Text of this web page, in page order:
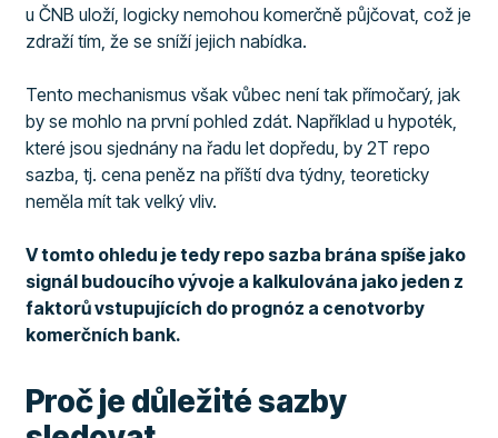
u ČNB uloží, logicky nemohou komerčně půjčovat, což je
zdraží tím, že se sníží jejich nabídka.
Tento mechanismus však vůbec není tak přímočarý, jak
by se mohlo na první pohled zdát. Například u hypoték,
které jsou sjednány na řadu let dopředu, by 2T repo
sazba, tj. cena peněz na příští dva týdny, teoreticky
neměla mít tak velký vliv.
V tomto ohledu je tedy repo sazba brána spíše jako
signál budoucího vývoje a kalkulována jako jeden z
faktorů vstupujících do prognóz a cenotvorby
komerčních bank.
Proč je důležité sazby